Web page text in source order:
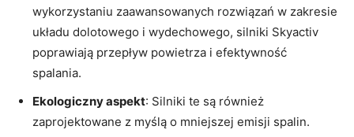
wykorzystaniu zaawansowanych ⁣rozwiązań w zakresie
układu dolotowego‌ i⁢ wydechowego, silniki Skyactiv
poprawiają przepływ powietrza‍ i ‌efektywność
spalania.
Ekologiczny aspekt: Silniki te‌ są⁣ również
zaprojektowane z myślą o mniejszej emisji ⁤spalin.